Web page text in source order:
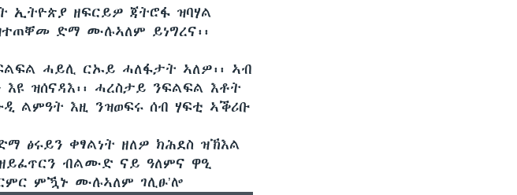
ኢትዮጵያ ዘፍርይዎ ጃትሮፋ ዝባሃል
ድማ ሙሉኣለም ይነግረና፡፡
ሓይሊ ርኡይ ሓለፋታት ኣለዎ፡፡ ኣብ
ዝሰናዳእ፡፡ ሓረስታይ ንፍልፍል እቶት
ልምዓት እዚ ንዝወፍሩ ሰብ ሃፍቲ ኣቕሪቡ
ፅሩይን ቀፃልነት ዘለዎ ክሕደስ ዝኽእል
ብልሙድ ናይ ዓለምና ዋዒ
ምዃኑ ሙሉኣለም ገሊፁ’ሎ